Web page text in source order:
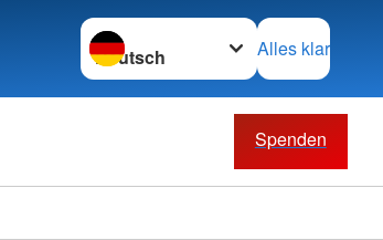
Sprache wechseln zu
Alles klar
Spenden